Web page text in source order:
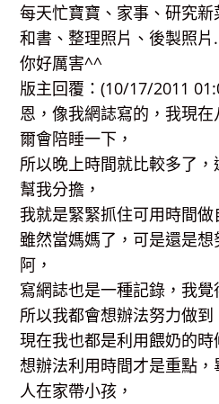
每天忙寶寶、家事、研究
和書、整理照片、後製照
你好厲害^^
版主回覆：(10/17/2011
恩，像我網誌寫的，我現
爾會陪睡一下，
所以晚上時間就比較多了
幫我分擔，
我就是緊緊抓住可用時間做
雖然當媽媽了，可是還是
阿，
寫網誌也是一種記錄，我覺
所以我都會想辦法努力做到
現在我也都是利用餵奶的時
想辦法利用時間才是重點
人在家帶小孩，